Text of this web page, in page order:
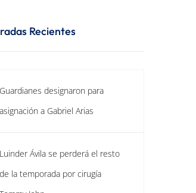
Recientes
Guardianes designaron para
asignación a Gabriel Arias
Luinder Ávila se perderá el resto
de la temporada por cirugía